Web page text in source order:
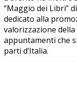
“Maggio dei Libri”
dedicato alla
valorizzazione
appuntamenti che
parti d’Italia.